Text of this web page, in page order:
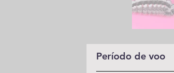
Período de voo